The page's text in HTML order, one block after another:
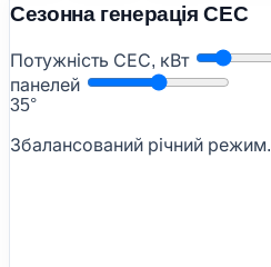
Сезонна генерація СЕС
Потужність СЕС, кВт
панелей
35°
Збалансований річний режим.